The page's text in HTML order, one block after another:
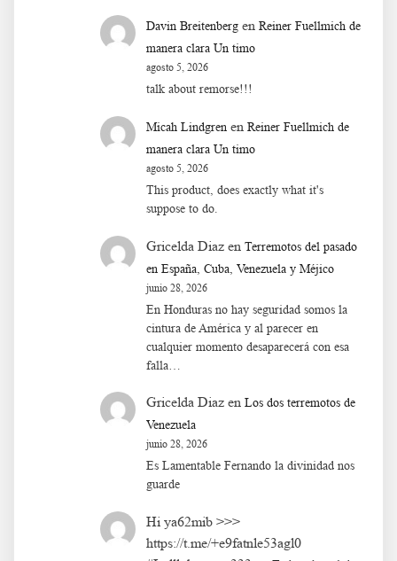
Davin Breitenberg en Reiner Fuellmich de
manera clara Un timo
agosto 5, 2026
talk about remorse!!!
Micah Lindgren en Reiner Fuellmich de
manera clara Un timo
agosto 5, 2026
This product, does exactly what it's
suppose to do.
Gricelda Diaz en Terremotos del pasado
en España, Cuba, Venezuela y Méjico
junio 28, 2026
En Honduras no hay seguridad somos la
cintura de América y al parecer en
cualquier momento desaparecerá con esa
falla…
Gricelda Diaz en Los dos terremotos de
Venezuela
junio 28, 2026
Es Lamentable Fernando la divinidad nos
guarde
Hi ya62mib >>>
https://t.me/+e9fatnle53agl0